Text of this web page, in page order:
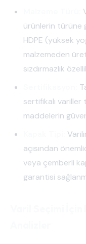
ürünlerin türüne
HDPE (yüksek
malzemeden
sızdırmazlık
sertifikalı variller
maddelerin
açısından
veya çemberli
garantisi